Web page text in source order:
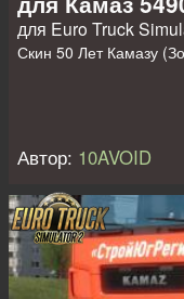
Установка:
Порядок установки:
Автор карты: Валерий
Консультационная
для Euro Truck
Скин 50 Лет Камазу
Автор: 10AVOID